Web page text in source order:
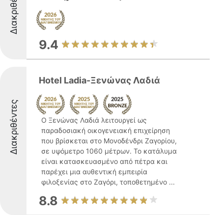
9.4
Διακριθέντες
Hotel Ladia-Ξενώνας Λαδιά
O Ξενώνας Λαδιά λειτουργεί ως
παραδοσιακή οικογενειακή επιχείρηση
που βρίσκεται στο Μονοδένδρι Ζαγορίου,
σε υψόμετρο 1060 μέτρων. Το κατάλυμα
είναι κατασκευασμένο από πέτρα και
παρέχει μια αυθεντική εμπειρία
φιλοξενίας στο Ζαγόρι, τοποθετημένο ...
8.8